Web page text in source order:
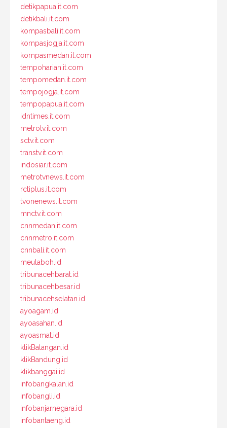
detikpapua.it.com
detikbali.it.com
kompasbali.it.com
kompasjogja.it.com
kompasmedan.it.com
tempoharian.it.com
tempomedan.it.com
tempojogja.it.com
tempopapua.it.com
idntimes.it.com
metrotv.it.com
sctv.it.com
transtv.it.com
indosiar.it.com
metrotvnews.it.com
rctiplus.it.com
tvonenews.it.com
mnctv.it.com
cnnmedan.it.com
cnnmetro.it.com
cnnbali.it.com
meulaboh.id
tribunacehbarat.id
tribunacehbesar.id
tribunacehselatan.id
ayoagam.id
ayoasahan.id
ayoasmat.id
klikBalangan.id
klikBandung.id
klikbanggai.id
infobangkalan.id
infobangli.id
infobanjarnegara.id
infobantaeng.id